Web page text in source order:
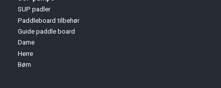
SUP padler
Paddleboard tilbehør
Guide paddle board
Dame
Herre
Børn